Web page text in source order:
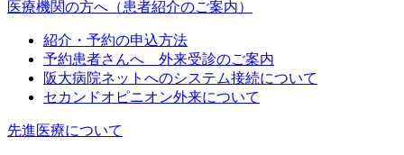
医療機関の方へ（患者紹介のご案内）
紹介・予約の申込方法
予約患者さんへ 外来受診のご案内
阪大病院ネットへのシステム接続について
セカンドオピニオン外来について
先進医療について